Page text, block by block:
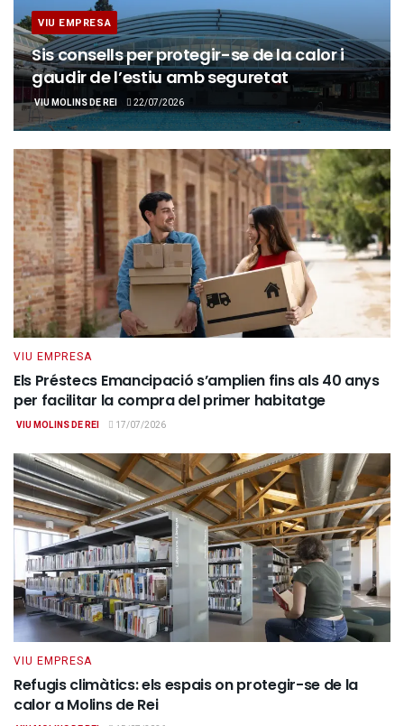
VIU EMPRESA
Sis consells per protegir-se de la calor i
gaudir de l’estiu amb seguretat
VIU MOLINS DE REI 22/07/2026
VIU EMPRESA
Els Préstecs Emancipació s’amplien fins als 40 anys
per facilitar la compra del primer habitatge
VIU MOLINS DE REI 17/07/2026
VIU EMPRESA
Refugis climàtics: els espais on protegir-se de la
calor a Molins de Rei